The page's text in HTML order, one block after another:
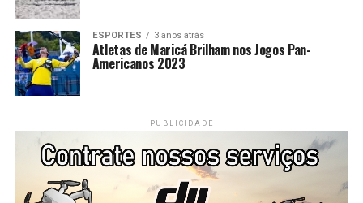
ESPORTES 3 anos atrás
Atletas de Maricá Brilham nos Jogos Pan-
Americanos 2023
PUBLICIDADE